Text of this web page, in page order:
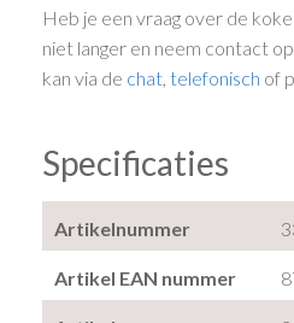
Heb je een vraag over de
niet langer en neem contact
kan via de chat,telefonisch of
Specificaties
Artikelnummer
Artikel EAN nummer